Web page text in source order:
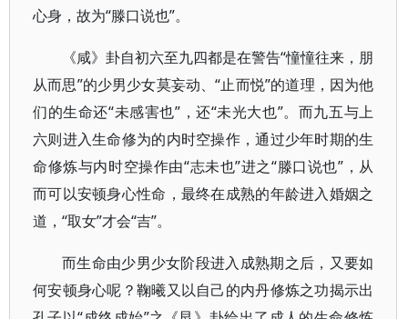
心身，故为“滕口说也”。
《咸》卦自初六至九四都是在警告“憧憧往来，朋
从而思”的少男少女莫妄动、“止而悦”的道理，因为他
们的生命还“未感害也”，还“未光大也”。而九五与上
六则进入生命修为的内时空操作，通过少年时期的生
命修炼与内时空操作由“志未也”进之“滕口说也”，从
而可以安顿身心性命，最终在成熟的年龄进入婚姻之
道，“取女”才会“吉”。
而生命由少男少女阶段进入成熟期之后，又要如
何安顿身心呢？鞠曦又以自己的内丹修炼之功揭示出